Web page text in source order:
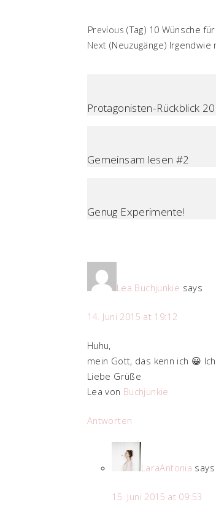
Previous (Tag) 10 Wünsche
Next (Neuzugänge)
Protagonisten-Rückblick
Gemeinsam lesen #2
Genug Experimente!
Lea Buchjunkie says
14. Juni 2015 at 19:12
Huhu,
mein Gott, das kenn ich 😀
Liebe Grüße
Lea von Buchjunkie
Antworten
LaraAntonia says
15. Juni 2015 at 09:53